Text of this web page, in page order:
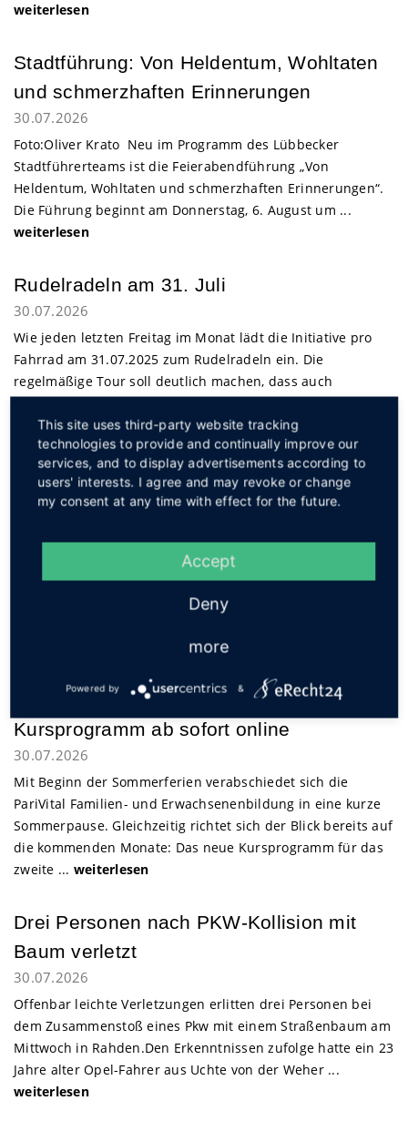
weiterlesen
Stadtführung: Von Heldentum, Wohltaten
und schmerzhaften Erinnerungen
30.07.2026
Foto:Oliver Krato Neu im Programm des Lübbecker
Stadtführerteams ist die Feierabendführung „Von
Heldentum, Wohltaten und schmerzhaften Erinnerungen“.
Die Führung beginnt am Donnerstag, 6. August um ...
weiterlesen
Rudelradeln am 31. Juli
30.07.2026
Wie jeden letzten Freitag im Monat lädt die Initiative pro
Fahrrad am 31.07.2025 zum Rudelradeln ein. Die
regelmäßige Tour soll deutlich machen, dass auch
Radfahrende zum Verkehr gehören. Zugleich soll Spaß an
weiterlesen
Mobilstationen funktionieren auch im
ländlichen Raum
Manfred Südmeyer, Mobilitätsmanager der Gemeinde
Stemwede, (rechts) zeigte Heiko Appelbaum,
Kommunalberater im Zukunftsnetz Mobilität NRW (ZNM),
weiterlesen
Sommerpause im Bildungswerk – Neues
Kursprogramm ab sofort online
30.07.2026
Mit Beginn der Sommerferien verabschiedet sich die
PariVital Familien- und Erwachsenenbildung in eine kurze
Sommerpause. Gleichzeitig richtet sich der Blick bereits auf
die kommenden Monate: Das neue Kursprogramm für das
zweite ... weiterlesen
Drei Personen nach PKW-Kollision mit
Baum verletzt
30.07.2026
Offenbar leichte Verletzungen erlitten drei Personen bei
dem Zusammenstoß eines Pkw mit einem Straßenbaum am
Mittwoch in Rahden.Den Erkenntnissen zufolge hatte ein 23
Jahre alter Opel-Fahrer aus Uchte von der Weher ...
weiterlesen
This site uses third-party website tracking
technologies to provide and continually improve our
services, and to display advertisements according to
users' interests. I agree and may revoke or change
my consent at any time with effect for the future.
Accept
Deny
more
Powered by &